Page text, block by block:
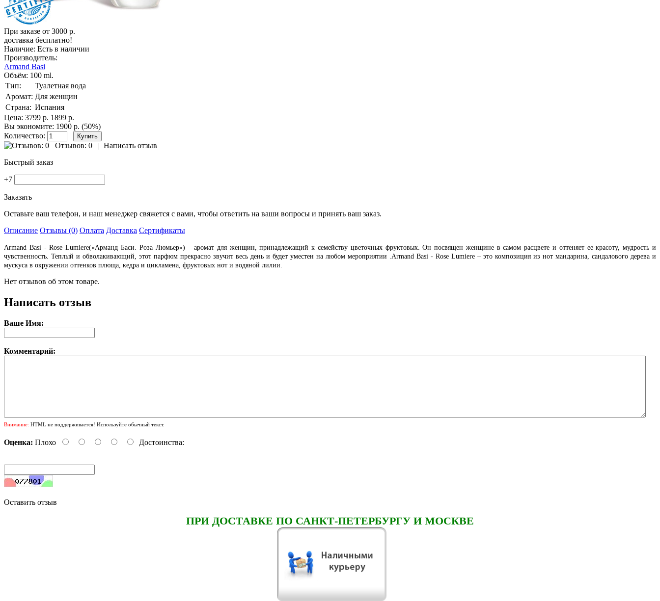
При заказе от 3000 р.
доставка бесплатно!
Наличие: Есть в наличии
Производитель:
Armand Basi
Объём: 100 ml.
Тип:
Туалетная вода
Аромат: Для женщин
Страна: Испания
Цена: 3799 р. 1899 р.
Вы экономите: 1900 р. (50%)
Количество:
Отзывов: 0 | Написать отзыв
Быстрый заказ
+7
Заказать
Оставьте ваш телефон, и наш менеджер свяжется с вами, чтобы ответить на ваши вопросы и принять ваш заказ.
Описание Отзывы (0) Оплата Доставка Сертификаты
Armand Basi - Rose Lumiere(«Арманд Баси. Роза Люмьер») – аромат для женщин, принадлежащий к семейству цветочных фруктовых. Он посвящен женщине в самом расцвете и оттеняет ее красоту, мудрость и
чувственность. Теплый и обволакивающий, этот парфюм прекрасно звучит весь день и будет уместен на любом мероприятии .Armand Basi - Rose Lumiere – это композиция из нот мандарина, сандалового дерева и
мускуса в окружении оттенков плюща, кедра и цикламена, фруктовых нот и водяной лилии.
Нет отзывов об этом товаре.
Написать отзыв
Ваше Имя:
Комментарий:
Внимание: HTML не поддерживается! Используйте обычный текст.
Оценка: Плохо Достоинства:
Оставить отзыв
ПРИ ДОСТАВКЕ ПО САНКТ-ПЕТЕРБУРГУ И МОСКВЕ